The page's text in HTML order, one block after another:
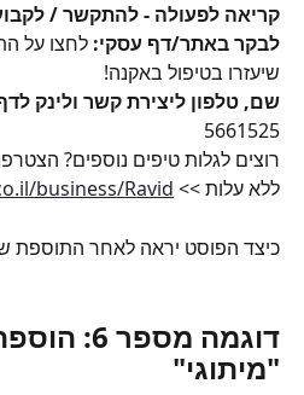
קריאה לפעולה - להתקשר /
לבקר באתר/דף עסקי: לחצו על
שיעזרו בטיפול באקנה!
שם, טלפון ליצירת קשר ולינק
5661525
רוצים לגלות טיפים נוספים?
ללא עלות >> business/Ravid
כיצד הפוסט יראה לאחר התוספת
דוגמה
"מיתוגי"